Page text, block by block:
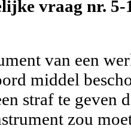
vraag nr. 5-
van een
middel
straf te geven
zou